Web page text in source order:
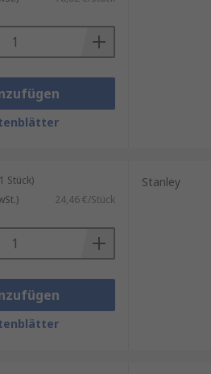
Gleitschienen bewegen sich
Schraube am Kopf der Klemme
Werkstücke.
Stück)
24,46 €/Stück
Stanley